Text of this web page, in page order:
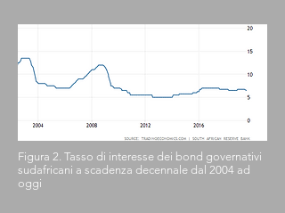
Figura 2. Tasso di interesse dei bond governativi
sudafricani a scadenza decennale dal 2004 ad
oggi